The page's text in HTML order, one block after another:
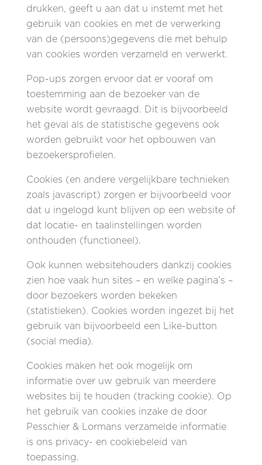
drukken, geeft u aan dat u instemt met het
gebruik van cookies en met de verwerking
van de (persoons)gegevens die met behulp
van cookies worden verzameld en verwerkt.
Pop-ups zorgen ervoor dat er vooraf om
toestemming aan de bezoeker van de
website wordt gevraagd. Dit is bijvoorbeeld
het geval als de statistische gegevens ook
worden gebruikt voor het opbouwen van
bezoekersprofielen.
Cookies (en andere vergelijkbare technieken
zoals javascript) zorgen er bijvoorbeeld voor
dat u ingelogd kunt blijven op een website of
dat locatie- en taalinstellingen worden
onthouden (functioneel).
Ook kunnen websitehouders dankzij cookies
zien hoe vaak hun sites – en welke pagina’s –
door bezoekers worden bekeken
(statistieken). Cookies worden ingezet bij het
gebruik van bijvoorbeeld een Like-button
(social media).
Cookies maken het ook mogelijk om
informatie over uw gebruik van meerdere
websites bij te houden (tracking cookie). Op
het gebruik van cookies inzake de door
Pesschier & Lormans verzamelde informatie
is ons privacy- en cookiebeleid van
toepassing.